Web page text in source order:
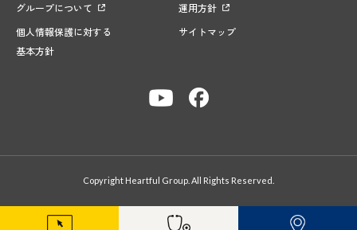
グループについて
運用方針
個人情報保護に対する
基本方針
サイトマップ
Copyright Heartful Group. All Rights Reserved.